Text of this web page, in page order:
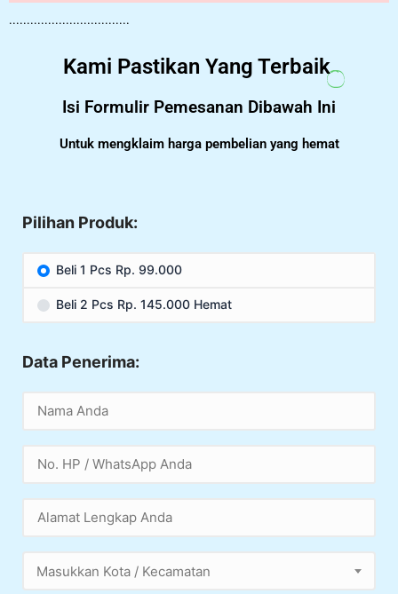
..................................
Kami Pastikan Yang Terbaik
Isi Formulir Pemesanan Dibawah Ini
Untuk mengklaim harga pembelian yang hemat
Pilihan Produk:
Beli 1 Pcs Rp. 99.000
Beli 2 Pcs Rp. 145.000 Hemat
Data Penerima:
Masukkan Kota / Kecamatan